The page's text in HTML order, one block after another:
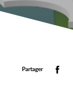
Partager